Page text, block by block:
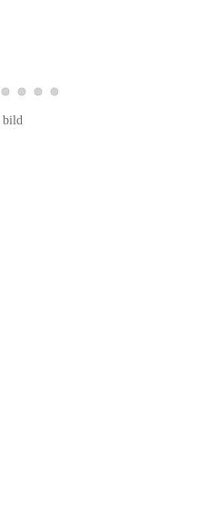
4 5
produktbild 6
Visa produktbild 7
Visa produktbild 8
Visa produktbild 9
Visa produktbild 10
bild